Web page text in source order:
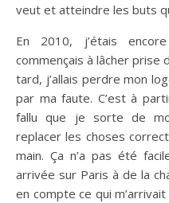
veut et atteindre les buts
En 2010, j’étais
commençais à lâcher prise
tard, j’allais perdre mon
par ma faute. C’est à
fallu que je sorte de
replacer les choses
main. Ça n’a pas été
arrivée sur Paris à de la
en compte ce qui